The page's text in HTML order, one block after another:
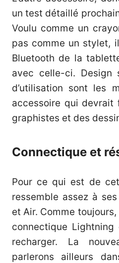
un test détaillé
Voulu comme un
pas comme un stylet,
Bluetooth de la
avec celle-ci. Design
d’utilisation sont les
accessoire qui devrait
graphistes et des
Connectique et
Pour ce qui est de
ressemble assez à
et Air. Comme
connectique
recharger. La
parlerons ailleurs